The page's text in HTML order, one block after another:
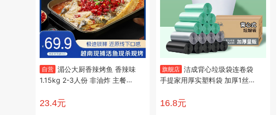
自营 湄公大厨香辣烤鱼 香辣味
1.15kg 2-3人份 非油炸 主餐宵
23.4元
旗舰店 洁成背心垃圾袋连卷袋
手提家用厚实塑料袋 加厚1丝手
16.8元